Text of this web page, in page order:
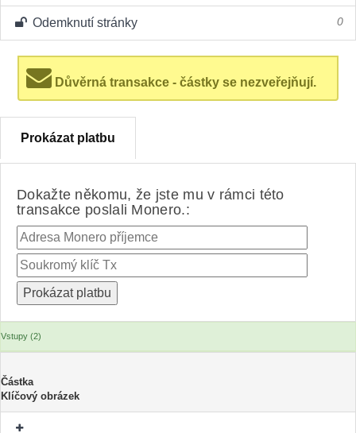
Odemknutí stránky 0
Důvěrná transakce - částky se nezveřejňují.
Prokázat platbu
Dokažte někomu, že jste mu v rámci této
transakce poslali Monero.:
Vstupy (2)
Částka
Klíčový obrázek